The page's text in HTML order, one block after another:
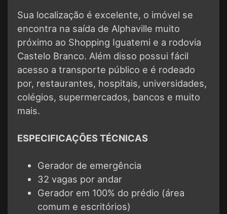
Sua localização é excelente, o imóvel se
encontra na saída de Alphaville muito
próximo ao Shopping Iguatemi e a rodovia
Castelo Branco. Além disso possui fácil
acesso a transporte público e é rodeado
por, restaurantes, hospitais, universidades,
colégios, supermercados, bancos e muito
mais.
ESPECIFICAÇÕES TÉCNICAS
Gerador de emergência
32 vagas por andar
Gerador em 100% do prédio (área
comum e escritórios)